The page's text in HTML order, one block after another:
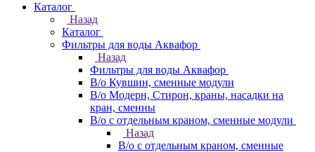
Каталог
Назад
Каталог
Фильтры для воды Аквафор
Назад
Фильтры для воды Аквафор
В/о Кувшин, сменные модули
В/о Модерн, Стирон, краны, насадки на
кран, сменны
В/о с отдельным краном, сменные модули
Назад
В/о с отдельным краном, сменные